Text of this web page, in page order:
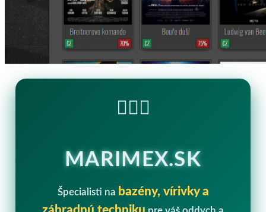
🏊‍♂️💧
MARIMEX.SK
Špecialisti na bazény, vírivky a